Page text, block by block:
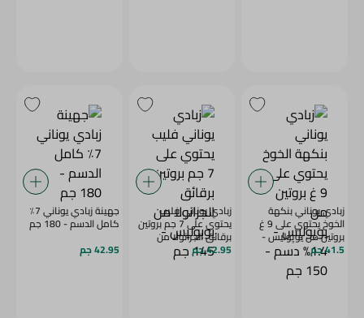
زبادي يوناني بنكهة
الخوخ يحتوي على 9 غ
بروتين من يوپوليس -
1.4% دسم - 150 جم
41.5 جم
زبادي يوناني فليب
يحتوي على 7 جم بروتين
برقائق الجرانولا من
يوبوليس - 145 جم
42.95 جم
جهينة زبادي يوناني 7٪
كامل الدسم - 180 جم
42.95 جم